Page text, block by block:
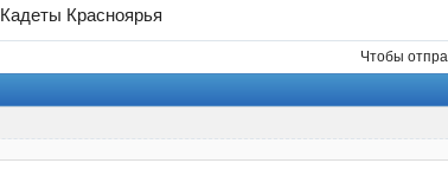
Кадеты Красноярья
Чтобы